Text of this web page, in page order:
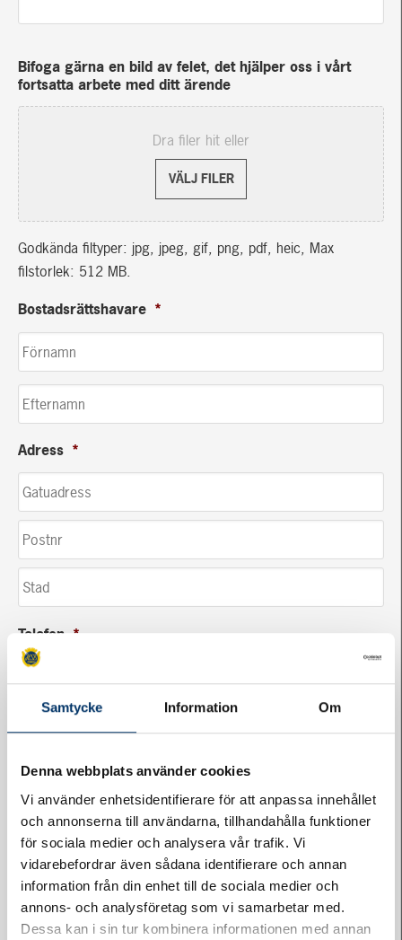
Samtycke Information Om
Denna webbplats använder cookies
Vi använder enhetsidentifierare för att anpassa innehållet
och annonserna till användarna, tillhandahålla funktioner
för sociala medier och analysera vår trafik. Vi
vidarebefordrar även sådana identifierare och annan
information från din enhet till de sociala medier och
annons- och analysföretag som vi samarbetar med.
Dessa kan i sin tur kombinera informationen med annan
Bifoga gärna en bild av felet, det hjälper oss i vårt
fortsatta arbete med ditt ärende
Dra filer hit eller
VÄLJ FILER
Godkända filtyper: jpg, jpeg, gif, png, pdf, heic, Max
filstorlek: 512 MB.
Bostadsrättshavare *
Adress *
Telefon *
*
Anmälare (om annan än bostadsrättshavaren)
Telefon